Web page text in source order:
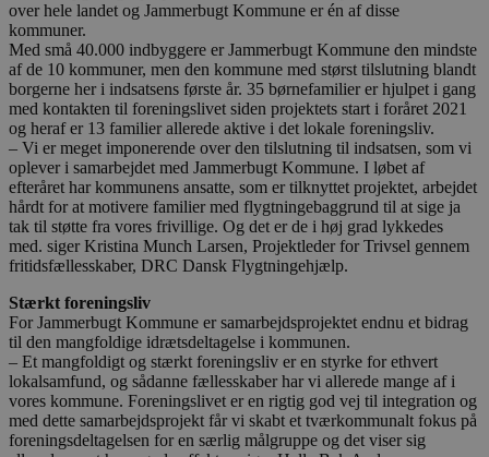
over hele landet og Jammerbugt Kommune er én af disse
kommuner.
Med små 40.000 indbyggere er Jammerbugt Kommune den mindste
af de 10 kommuner, men den kommune med størst tilslutning blandt
borgerne her i indsatsens første år. 35 børnefamilier er hjulpet i gang
med kontakten til foreningslivet siden projektets start i foråret 2021
og heraf er 13 familier allerede aktive i det lokale foreningsliv.
– Vi er meget imponerende over den tilslutning til indsatsen, som vi
oplever i samarbejdet med Jammerbugt Kommune. I løbet af
efteråret har kommunens ansatte, som er tilknyttet projektet, arbejdet
hårdt for at motivere familier med flygtningebaggrund til at sige ja
tak til støtte fra vores frivillige. Og det er de i høj grad lykkedes
med. siger Kristina Munch Larsen, Projektleder for Trivsel gennem
fritidsfællesskaber, DRC Dansk Flygtningehjælp.
Stærkt foreningsliv
For Jammerbugt Kommune er samarbejdsprojektet endnu et bidrag
til den mangfoldige idrætsdeltagelse i kommunen.
– Et mangfoldigt og stærkt foreningsliv er en styrke for ethvert
lokalsamfund, og sådanne fællesskaber har vi allerede mange af i
vores kommune. Foreningslivet er en rigtig god vej til integration og
med dette samarbejdsprojekt får vi skabt et tværkommunalt fokus på
foreningsdeltagelsen for en særlig målgruppe og det viser sig